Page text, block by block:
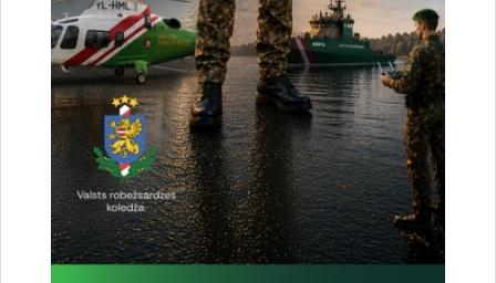
Saistītas tēmas
Aktualitātes: Statistika
Drukāt lapu
Dalīties